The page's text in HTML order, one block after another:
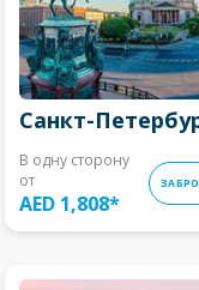
Санкт-
В одну сторону
от
AED 1,808*